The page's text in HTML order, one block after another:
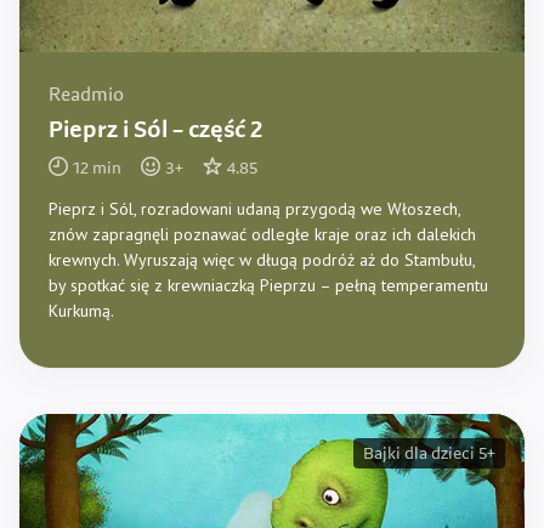
Readmio
Pieprz i Sól – część 2
12 min 3+ 4.85
Pieprz i Sól, rozradowani udaną przygodą we Włoszech,
znów zapragnęli poznawać odległe kraje oraz ich dalekich
krewnych. Wyruszają więc w długą podróż aż do Stambułu,
by spotkać się z krewniaczką Pieprzu – pełną temperamentu
Kurkumą.
Bajki dla dzieci 5+